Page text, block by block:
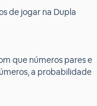
de jogar na Dupla
que números pares e
a probabilidade